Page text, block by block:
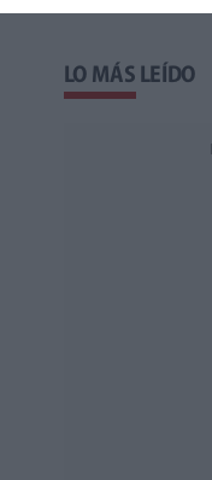
LO MÁS LEÍDO